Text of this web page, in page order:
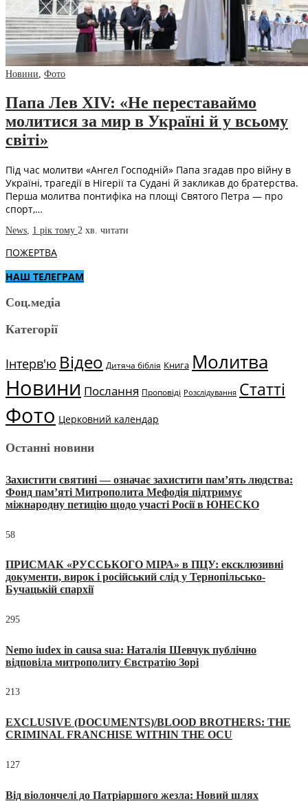
Новини, Фото
Папа Лев XIV: «Не переставаймо
молитися за мир в Україні й у всьому
світі»
Під час молитви «Ангел Господній» Папа згадав про війну в
Україні, трагедії в Нігерії та Судані й закликав до братерства.
Перша молитва понтифіка на площі Святого Петра — про
спорт,…
News, 1 рік тому 2 хв. читати
ПОЖЕРТВА
НАШ ТЕЛЕГРАМ
Соц.медіа
Категорії
Інтерв'ю Відео Дитяча біблія Книга Молитва
Новини Послання Проповіді Розслідування Статті
Фото Церковний календар
Останні новини
Захистити святині — означає захистити пам’ять людства:
Фонд пам’яті Митрополита Мефодія підтримує
міжнародну петицію щодо участі Росії в ЮНЕСКО
58
ПРИСМАК «РУССЬКОГО МІРА» в ПЦУ: ексклюзивні
документи, вирок і російський слід у Тернопільсько-
Бучацькій єпархії
295
Nemo iudex in causa sua: Наталія Шевчук публічно
відповіла митрополиту Євстратію Зорі
213
EXCLUSIVE (DOCUMENTS)/BLOOD BROTHERS: THE
CRIMINAL FRANCHISE WITHIN THE OCU
127
Від віолончелі до Патріаршого жезла: Новий шлях